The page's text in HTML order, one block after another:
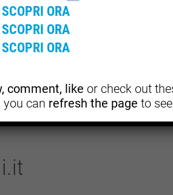
deibancali
un futuro in
ma
che stanno alla
forestale
standard per l’intero
efficiente.
SCOPRI ORA
SCOPRI ORA
SCOPRI ORA
comment, like or check out
you can refresh the page to